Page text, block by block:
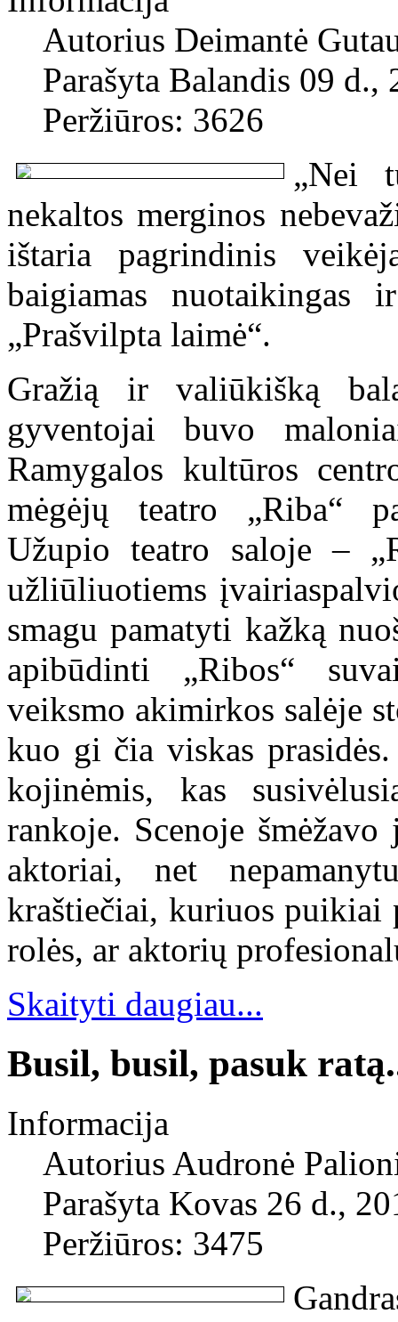
Autorius Deimantė
Parašyta Balandis 09 d.,
Peržiūros: 3626
„Nei
nekaltos merginos
ištaria pagrindinis
baigiamas nuotaikingas
„Prašvilpta laimė“.
Gražią ir valiūkišką
gyventojai buvo
Ramygalos kultūros
mėgėjų teatro „Riba“
Užupio teatro saloje –
užliūliuotiems
smagu pamatyti kažką
apibūdinti „Ribos“
veiksmo akimirkos salėje
kuo gi čia viskas
kojinėmis, kas
rankoje. Scenoje
aktoriai, net
kraštiečiai, kuriuos puikiai
rolės, ar aktorių
Skaityti daugiau...
Busil, busil, pasuk
Informacija
Autorius Audronė
Parašyta Kovas 26 d.,
Peržiūros: 3475